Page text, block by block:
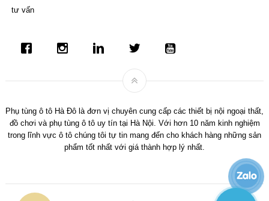
tư vấn
Phụ tùng ô tô Hà Đô là đơn vị chuyên cung cấp các thiết bị nội ngoại thất,
đồ chơi và phụ tùng ô tô uy tín tại Hà Nội. Với hơn 10 năm kinh nghiệm
trong lĩnh vực ô tô chúng tôi tự tin mang đến cho khách hàng những sản
phẩm tốt nhất với giá thành hợp lý nhất.